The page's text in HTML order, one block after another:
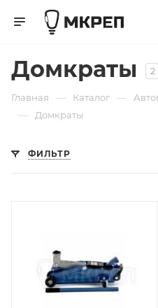
Домкраты 2
Главная — Каталог —
— Домкраты
ФИЛЬТР